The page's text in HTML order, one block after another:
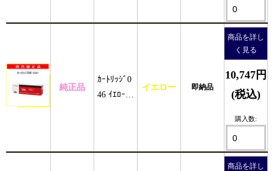
純正品
ｶｰﾄﾘｯｼﾞ0
46 ｲｴﾛｰ
イエロー 即納品
商品を詳し
く見る
10,747円
(税込)
購入数:
商品を詳し